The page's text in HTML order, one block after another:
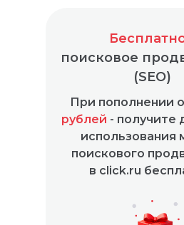
Простая и понятная
поисковое
(SEO)
При пополнении
рублей - получите
использования
поискового
в click.ru